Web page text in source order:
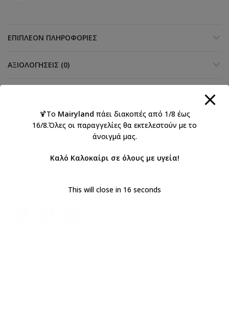
ΕΠΙΠΛΈΟΝ ΠΛΗΡΟΦΟΡΊΕΣ
ΑΞΙΟΛΟΓΉΣΕΙΣ (0)
BW4139-ROYAL BLUE
Κατηγορία:Βαπτιστικά
🍹Το Mairyland πάει διακοπές από 1/8 έως
16/8.Όλες οι παραγγελίες θα εκτελεστούν με το
άνοιγμά μας.
Καλό Καλοκαίρι σε όλους με υγεία!
This will close in 16 seconds